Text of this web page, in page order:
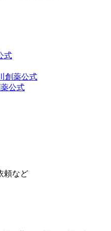
式
創薬公式
公式
頼など